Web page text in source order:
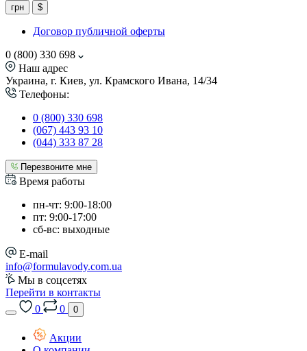
грн $
Договор публичной оферты
0 (800) 330 698
Наш адрес
Украина, г. Киев, ул. Крамского Ивана, 14/34
Телефоны:
0 (800) 330 698
(067) 443 93 10
(044) 333 87 28
Перезвоните мне
Время работы
пн-чт: 9:00-18:00
пт: 9:00-17:00
сб-вс: выходные
E-mail
info@formulavody.com.ua
Мы в соцсетях
Перейти в контакты
0
0 0
Акции